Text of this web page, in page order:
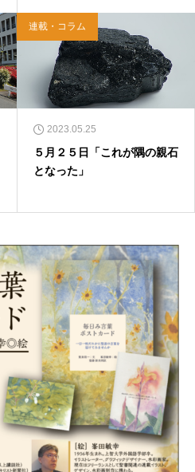
連載・コラム
2023.05.25
５月２５日「これが隅の親石
となった」